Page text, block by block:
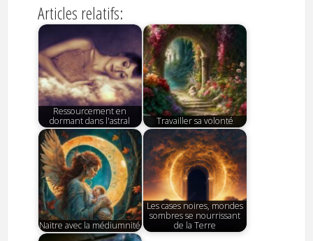
Articles relatifs:
Ressourcement en
dormant dans l'astral
Travailler sa volonté
Naitre avec la médiumnité
Les cases noires, mondes
sombres se nourrissant
de la Terre